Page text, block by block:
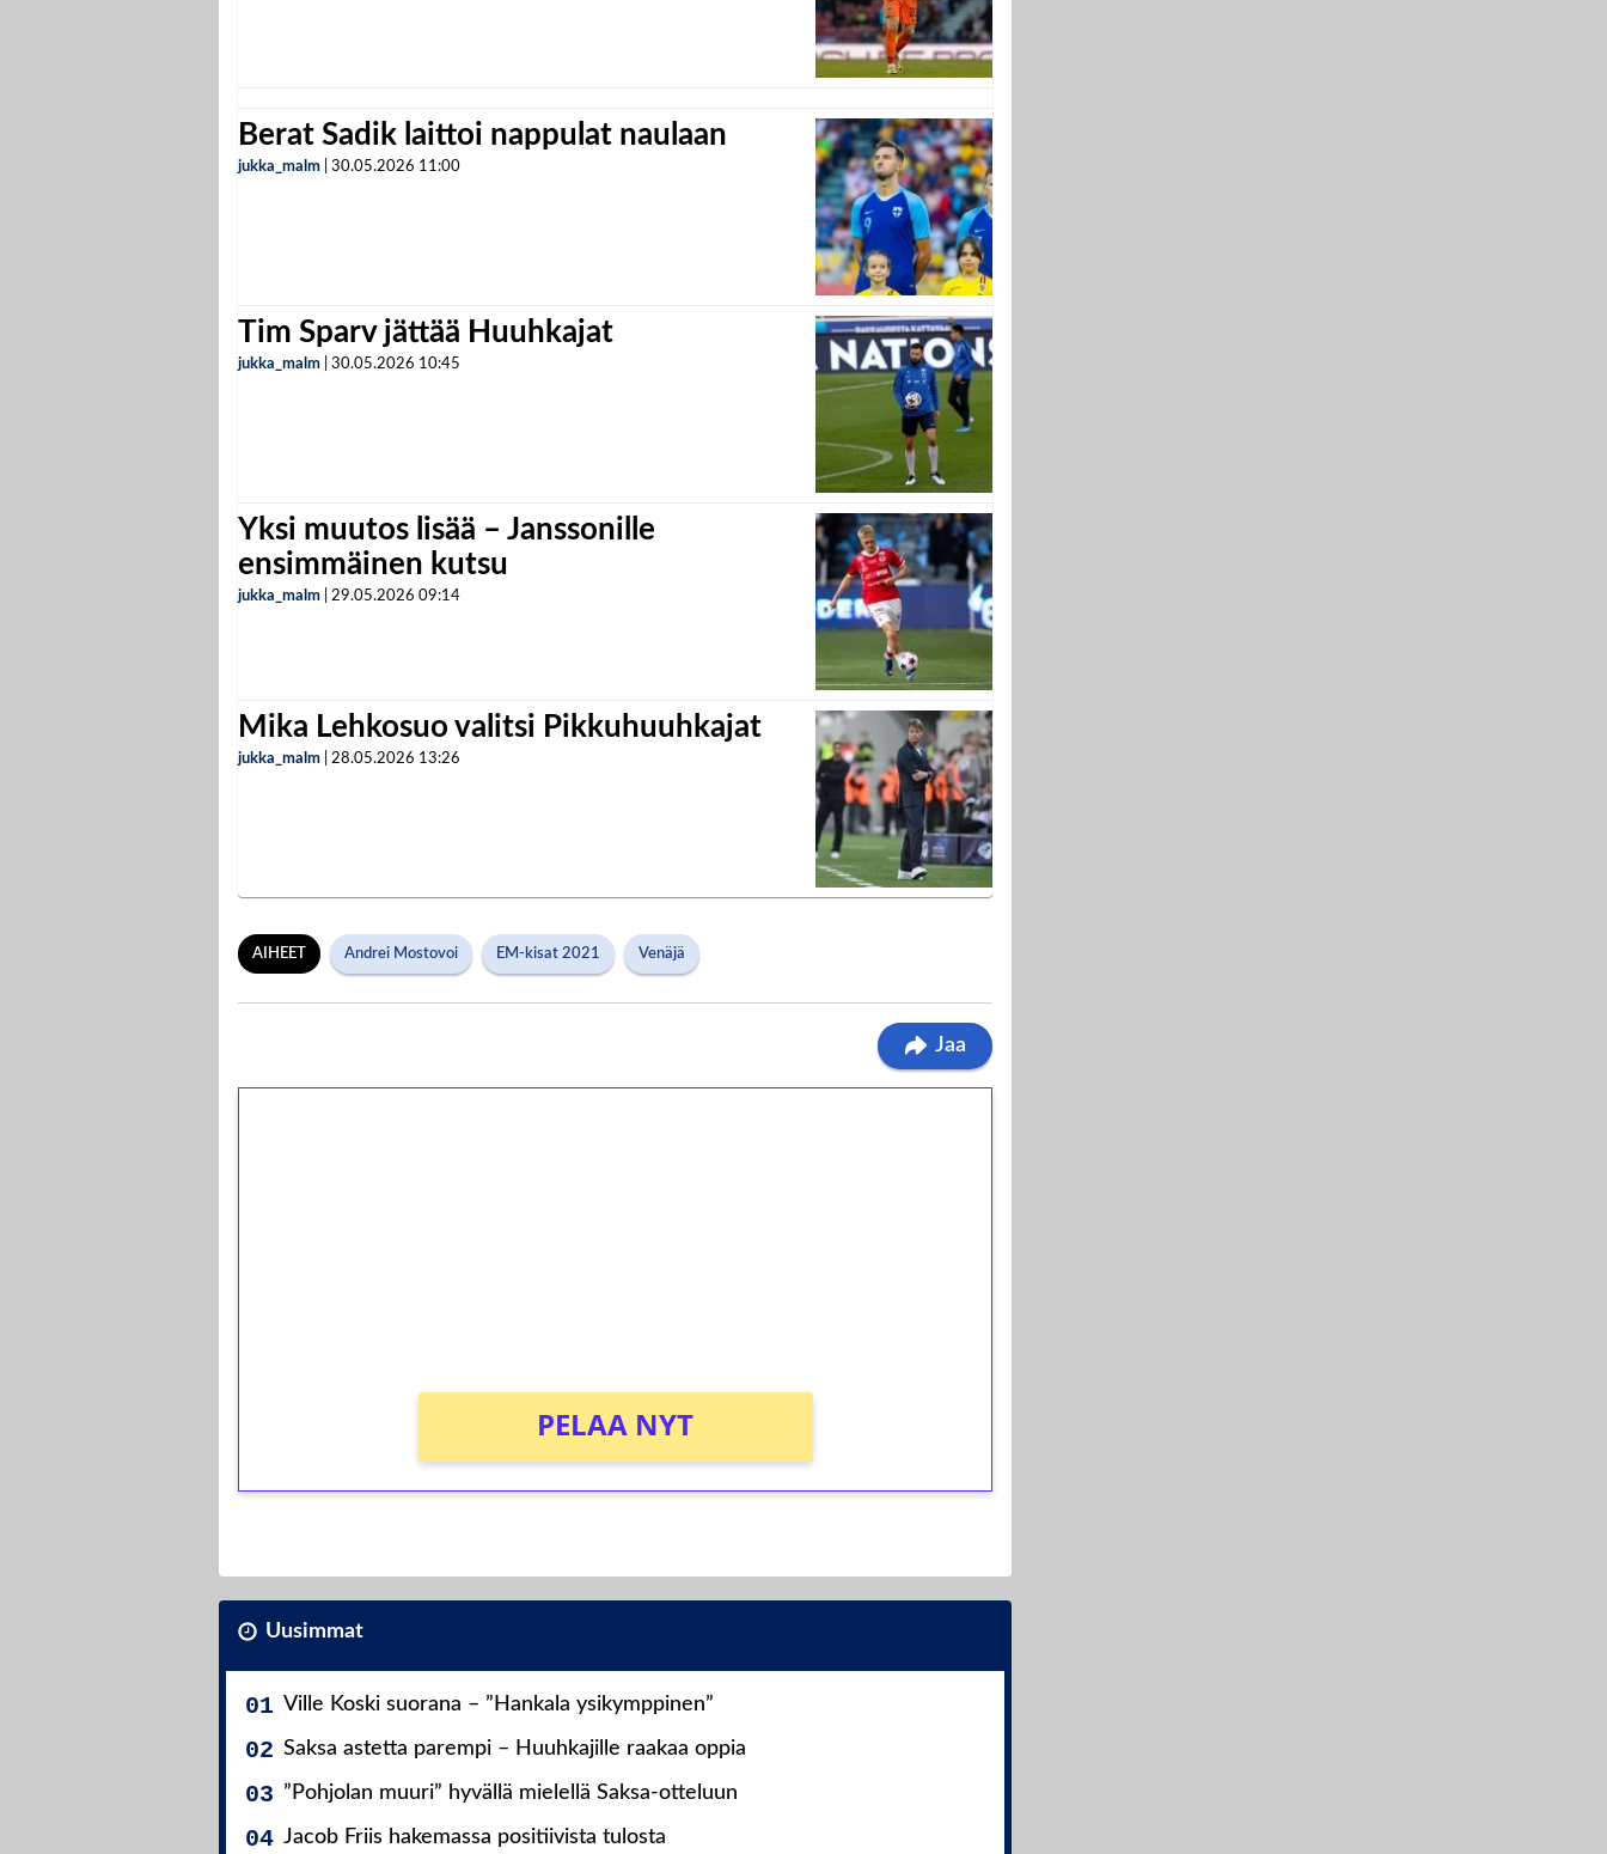
Berat Sadik laittoi nappulat naulaan
jukka_malm 30.05.2026 11:00
Tim Sparv jättää Huuhkajat
jukka_malm 30.05.2026 10:45
Yksi muutos lisää – Janssonille
ensimmäinen kutsu
jukka_malm 29.05.2026 09:14
Mika Lehkosuo valitsi Pikkuhuuhkajat
jukka_malm 28.05.2026 13:26
AIHEET Andrei Mostovoi EM-kisat 2021 Venäjä
Jaa
PELAA NYT
Uusimmat
Ville Koski suorana – ”Hankala ysikymppinen”
Saksa astetta parempi – Huuhkajille raakaa oppia
”Pohjolan muuri” hyvällä mielellä Saksa-otteluun
Jacob Friis hakemassa positiivista tulosta